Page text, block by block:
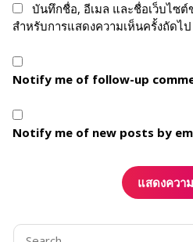
บันทึกชื่อ, อีเมล และชื่อเว็บไซต์
สำหรับการแสดงความเห็นครั้งถัดไป
Notify me of follow-up
Notify me of new posts by